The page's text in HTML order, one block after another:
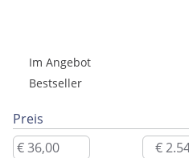
Im Angebot
Bestseller
Preis